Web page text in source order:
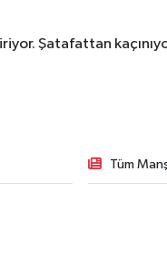
Şatafattan
Tüm